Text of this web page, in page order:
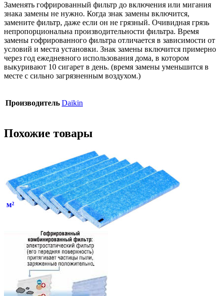
Заменять гофрированный фильтр до включения или мигания
знака замены не нужно. Когда знак замены включится,
замените фильтр, даже если он не грязный. Очивидная грязь
непропорциональна производительности фильтра. Время
замены гофрированного фильтра отличается в зависимости от
условий и места установки. Знак замены включится примерно
через год ежедневного использования дома, в котором
выкуривают 10 сигарет в день. (время замены уменьшится в
месте с сильно загрязненным воздухом.)
Производитель Daikin
Похожие товары
м²